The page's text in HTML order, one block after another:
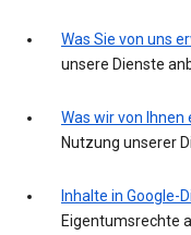
Was Sie von uns
unsere Dienste
Was wir von Ihnen
Nutzung unserer
Inhalte in Google-
Eigentumsrechte